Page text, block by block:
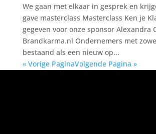
We gaan met elkaar in gesprek en
gave masterclass Masterclass Ken je
gegeven voor onze sponsor Alexandra
Brandkarma.nl Ondernemers met
bestaand als een nieuw op...
« Vorige PaginaVolgende Pagina »